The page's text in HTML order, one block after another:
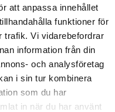
att anpassa innehållet
funktioner för
trafik. Vi vidarebefordrar
information från din
och analysföretag
i sin tur kombinera
som du har
in när du har använt
med pekskärm som
och